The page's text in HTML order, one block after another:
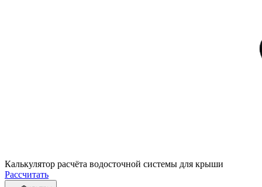
Калькулятор расчёта водосточной системы для крыши
Рассчитать